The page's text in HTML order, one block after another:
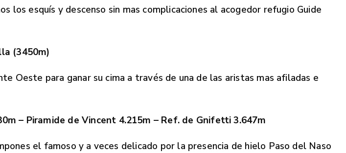
los esquís y descenso sin mas complicaciones al acogedor refugio Guide
(3450m)
Oeste para ganar su cima a través de una de las aristas mas afiladas e
– Piramide de Vincent 4.215m – Ref. de Gnifetti 3.647m
el famoso y a veces delicado por la presencia de hielo Paso del Naso